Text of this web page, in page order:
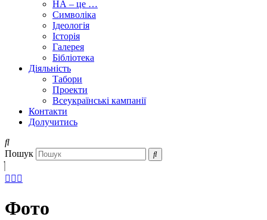
НА – це …
Символіка
Ідеологія
Історія
Галерея
Бібліотека
Діяльність
Табори
Проекти
Всеукраїнські кампанії
Контакти
Долучитись
Пошук
Фото